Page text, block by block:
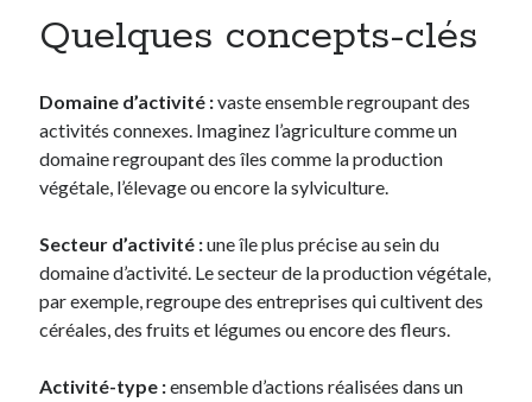
Quelques concepts-clés
Domaine d’activité :vaste ensemble regroupant des
activités connexes. Imaginez l’agriculture comme un
domaine regroupant des îles comme la production
végétale, l’élevage ou encore la sylviculture.
Secteur d’activité :une île plus précise au sein du
domaine d’activité. Le secteur de la production végétale,
par exemple, regroupe des entreprises qui cultivent des
céréales, des fruits et légumes ou encore des fleurs.
Activité-type :ensemble d’actions réalisées dans un